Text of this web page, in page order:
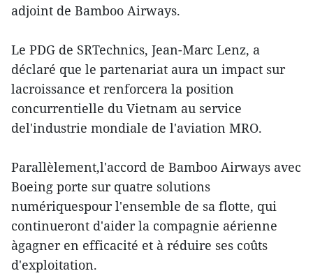
adjoint de Bamboo Airways.
Le PDG de SRTechnics, Jean-Marc Lenz, a
déclaré que le partenariat aura un impact sur
lacroissance et renforcera la position
concurrentielle du Vietnam au service
del'industrie mondiale de l'aviation MRO.
Parallèlement,l'accord de Bamboo Airways avec
Boeing porte sur quatre solutions
numériquespour l'ensemble de sa flotte, qui
continueront d'aider la compagnie aérienne
àgagner en efficacité et à réduire ses coûts
d'exploitation.